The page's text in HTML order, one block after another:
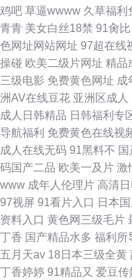
鸡吧 草逼wwww 久草福利
青青 美女白丝18禁 91肏比
色网址网站网址 97超在线
操碰 欧美二级片网址 精品
三级电影 免费黄色网址 成
洲AV在线豆花 亚洲区成人
成人日韩精品 日韩福利专
导航福利 免费黄色在线视
成人在线无码 91黑料不
码国产二品 欧美一及片 激
www 成年人伦理片 高清
97视屏 91看片入口 日本
资料入口 黄色网三级毛片
丁香 国产精品水多 福利所
五月天av 18日本三级全黄
丁香婷婷 91精品又 爱豆传